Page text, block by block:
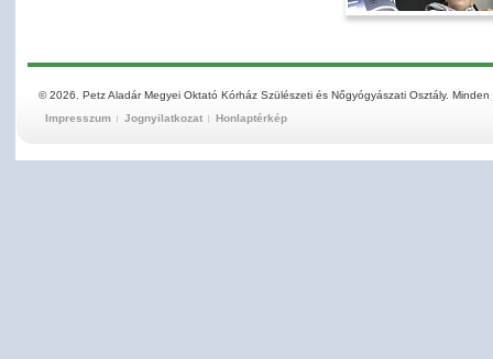
© 2026. Petz Aladár Megyei Oktató Kórház Szülészeti és Nőgyógyászati Osztály.
Impresszum
Jognyilatkozat Honlaptérkép